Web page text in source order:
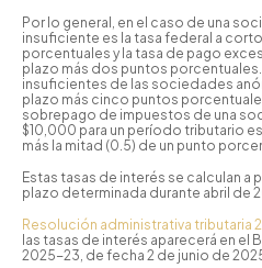
Por lo general, en el caso de una
insuficiente es la tasa federal a
porcentuales y la tasa de pago
plazo más dos puntos
insuficientes de las sociedades
plazo más cinco puntos
sobrepago de impuestos de una
$10,000 para un período tributario
más la mitad (0.5) de un punto
Estas tasas de interés se calculan a
plazo determinada durante abril de
Resolución administrativa tributaria
las tasas de interés aparecerá en el
2025-23, de fecha 2 de junio de